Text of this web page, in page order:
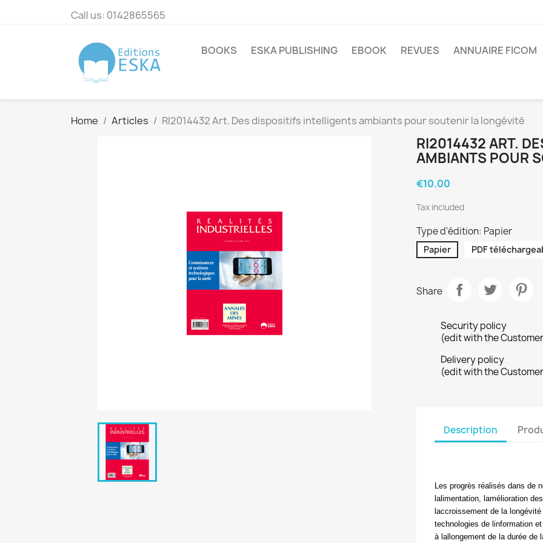
Call us: 0142865565
BOOKS ESKA PUBLISHING EBOOK REVUES ANNUAIRE FICOM
Home Articles RI2014432 Art. Des dispositifs intelligents ambiants pour soutenir la longévité
RI2014432 ART.
AMBIANTS POUR
€10.00
Tax included
Type d'édition: Papier
Papier PDF
Share
Security policy
(edit with the
Delivery policy
(edit with the
Description
Les progrès réalisés dans de
lalimentation, lamélioration
laccroissement de la
technologies de linformation
à lallongement de la durée